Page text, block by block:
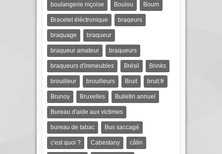
boulangerie niçoise Boulou Boum
Bracelet éléctronique braqeurs
braquage braqueur
braqueur amateur braqueurs
braqueurs d'immeubles Brésil Brinks
brouilleur brouilleurs Bruit bruit.fr
Brunoy Bruxelles Bulletin annuel
Bureau d'aide aux victimes
bureau de tabac Bus saccagé
c'est quoi ? Cabestany câlin